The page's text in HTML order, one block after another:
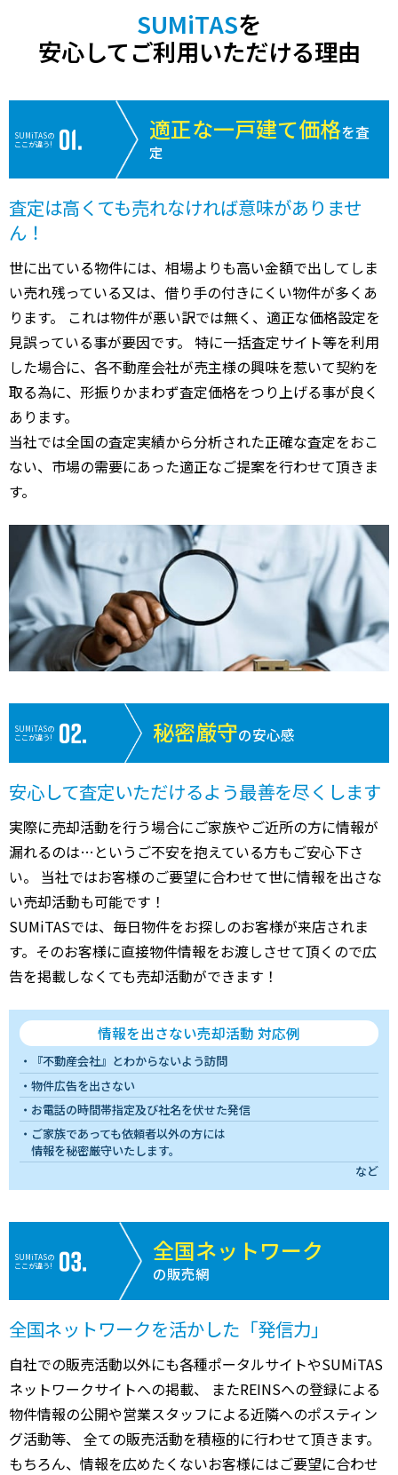
SUMiTASを
安心してご利用いただける理由
SUMiTASの
ここが違う!
適正な一戸建て価格を査
定
査定は高くても売れなければ意味がありませ
ん！
世に出ている物件には、相場よりも高い金額で出してしま
い売れ残っている又は、借り手の付きにくい物件が多くあ
ります。 これは物件が悪い訳では無く、適正な価格設定を
見誤っている事が要因です。 特に一括査定サイト等を利用
した場合に、各不動産会社が売主様の興味を惹いて契約を
取る為に、形振りかまわず査定価格をつり上げる事が良く
あります。
当社では全国の査定実績から分析された正確な査定をおこ
ない、市場の需要にあった適正なご提案を行わせて頂きま
す。
SUMiTASの
ここが違う!
秘密厳守の安心感
安心して査定いただけるよう最善を尽くします
実際に売却活動を行う場合にご家族やご近所の方に情報が
漏れるのは…というご不安を抱えている方もご安心下さ
い。 当社ではお客様のご要望に合わせて世に情報を出さな
い売却活動も可能です！
SUMiTASでは、毎日物件をお探しのお客様が来店されま
す。そのお客様に直接物件情報をお渡しさせて頂くので広
告を掲載しなくても売却活動ができます！
情報を出さない売却活動 対応例
『不動産会社』とわからないよう訪問
物件広告を出さない
お電話の時間帯指定及び社名を伏せた発信
ご家族であっても依頼者以外の方には
情報を秘密厳守いたします。
など
SUMiTASの
ここが違う!
全国ネットワーク
の販売網
全国ネットワークを活かした「発信力」
自社での販売活動以外にも各種ポータルサイトやSUMiTAS
ネットワークサイトへの掲載、 またREINSへの登録による
物件情報の公開や営業スタッフによる近隣へのポスティン
グ活動等、 全ての販売活動を積極的に行わせて頂きます。
もちろん、情報を広めたくないお客様にはご要望に合わせ